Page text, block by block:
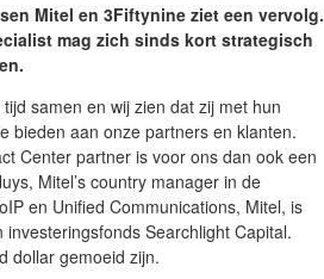
Mitel en 3Fiftynine ziet een vervolg.
mag zich sinds kort strategisch
samen en wij zien dat zij met hun
bieden aan onze partners en klanten.
Center partner is voor ons dan ook een
Mitel’s country manager in de
en Unified Communications, Mitel, is
investeringsfonds Searchlight Capital.
dollar gemoeid zijn.